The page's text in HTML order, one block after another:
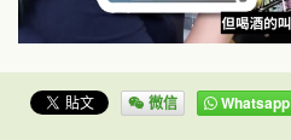
微信 Whatsapp